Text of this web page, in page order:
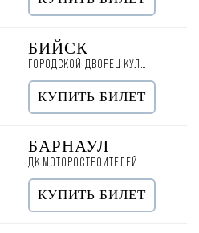
БИЙСК
ГОРОДСКОЙ ДВОРЕЦ КУЛЬТУРЫ
КУПИТЬ БИЛЕТ
БАРНАУЛ
ДК МОТОРОСТРОИТЕЛЕЙ
КУПИТЬ БИЛЕТ